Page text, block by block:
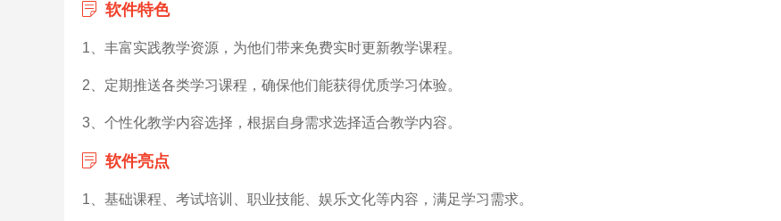
软件特色
1、丰富实践教学资源，为他们带来免费实时更新教学课程。
2、定期推送各类学习课程，确保他们能获得优质学习体验。
3、个性化教学内容选择，根据自身需求选择适合教学内容。
软件亮点
1、基础课程、考试培训、职业技能、娱乐文化等内容，满足学习需求。